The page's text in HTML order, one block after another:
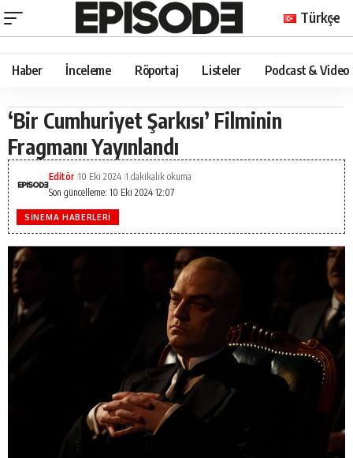
Türkçe
Haber İnceleme Röportaj Listeler Podcast & Video
‘Bir Cumhuriyet Şarkısı’ Filminin
Fragmanı Yayınlandı
Son güncelleme: 10 Eki 2024 12:07
Editör 10 Eki 2024 1 dakikalık okuma
SINEMA HABERLERI